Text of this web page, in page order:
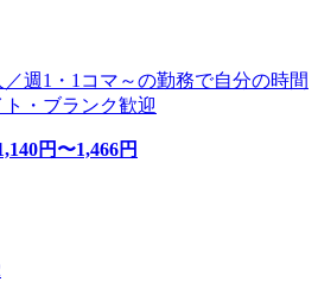
週1・1コマ～の勤務で自分の時間
・ブランク歓迎
円〜1,466円